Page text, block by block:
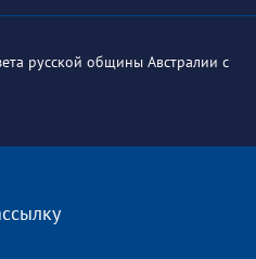
русской общины Австралии с